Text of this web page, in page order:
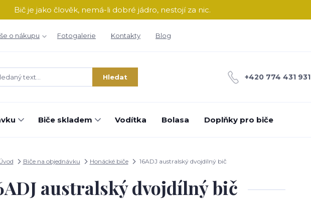
Bič je jako člověk, nemá-li dobré jádro, nestojí za nic.
o nákupu Fotogalerie Kontakty Blog
Hledat +420 774 431 931
Biče skladem Vodítka Bolasa Doplňky pro biče
Biče na objednávku Honácké biče 16ADJ australský dvojdílný bič
australský dvojdílný bič